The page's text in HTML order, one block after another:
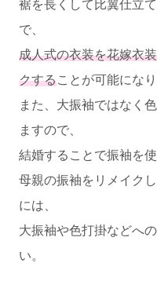
裾を長くして比翼仕立
で、
成人式の衣装を花嫁衣
クすることが可能になり
また、大振袖ではなく
ますので、
結婚することで振袖を
母親の振袖をリメイク
には、
大振袖や色打掛などへ
い。